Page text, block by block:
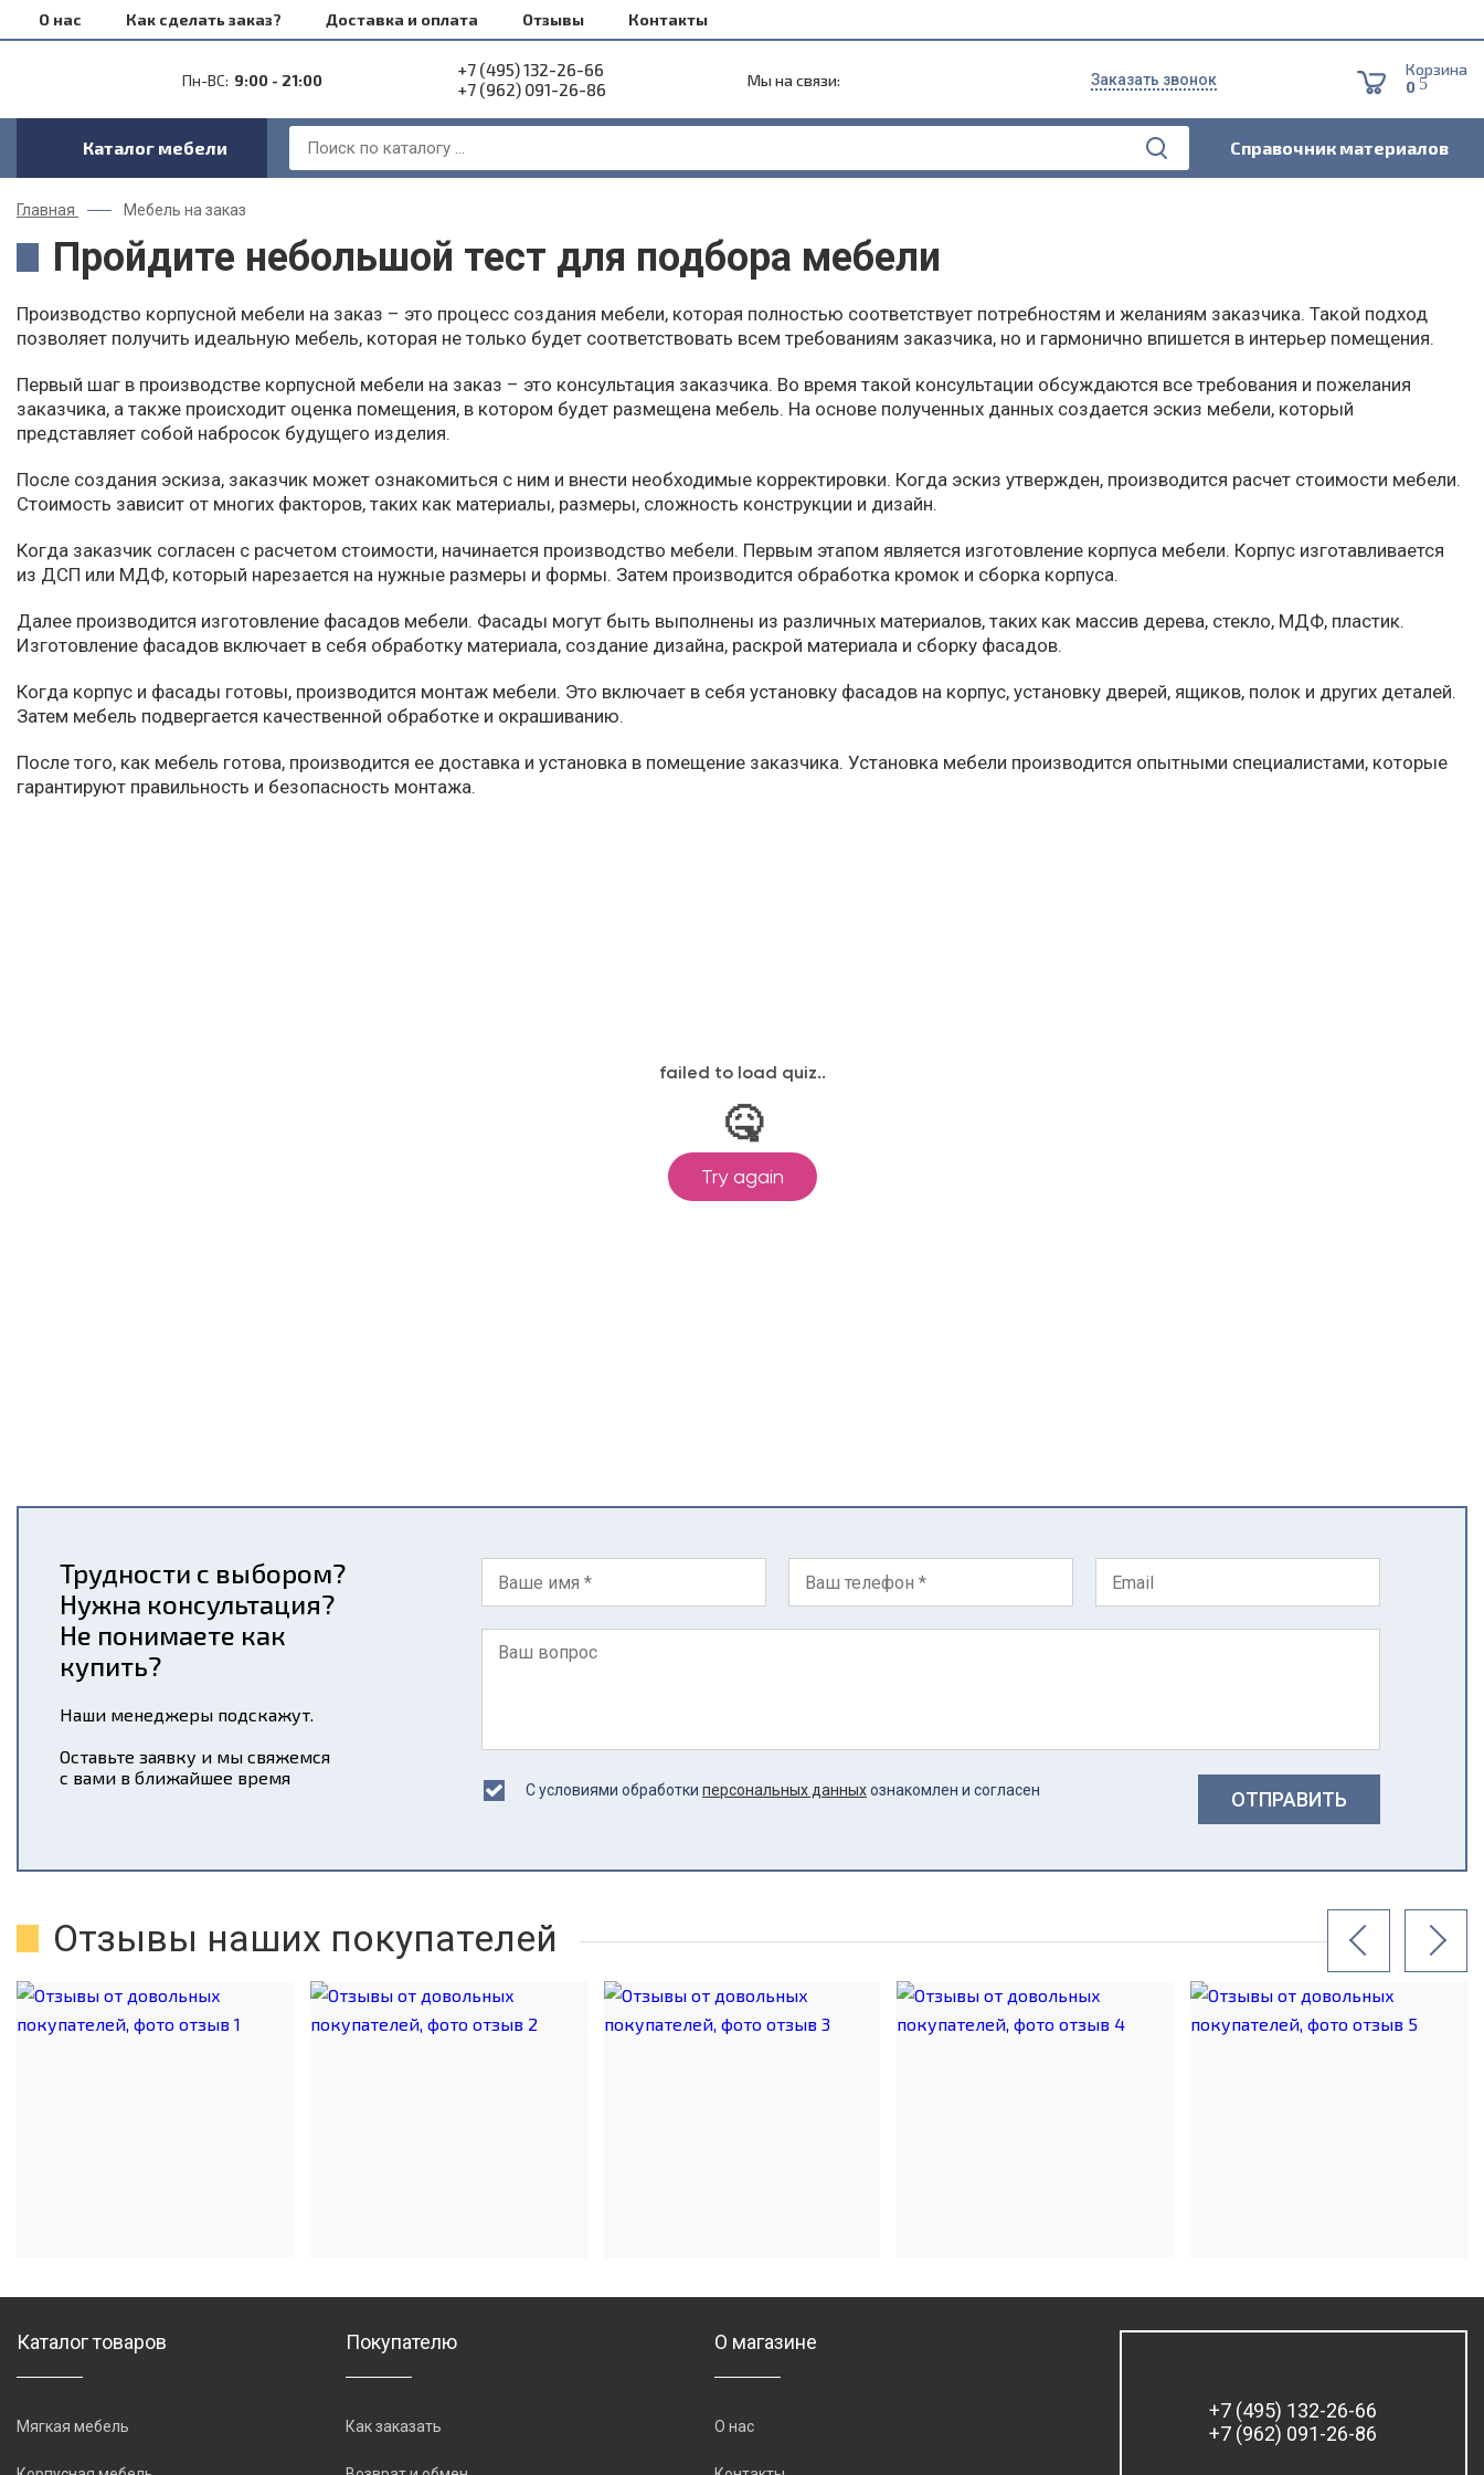
О нас Как сделать заказ? Доставка и оплата Отзывы Контакты
Пн-ВС: 9:00 - 21:00
+7 (495) 132-26-66
+7 (962) 091-26-86
Мы на связи: Заказать звонок
Корзина
0 5
Каталог мебели Справочник материалов
Главная Мебель на заказ
Пройдите небольшой тест для подбора мебели
Производство корпусной мебели на заказ – это процесс создания мебели, которая полностью соответствует потребностям и желаниям заказчика. Такой подход
позволяет получить идеальную мебель, которая не только будет соответствовать всем требованиям заказчика, но и гармонично впишется в интерьер помещения.
Первый шаг в производстве корпусной мебели на заказ – это консультация заказчика. Во время такой консультации обсуждаются все требования и пожелания
заказчика, а также происходит оценка помещения, в котором будет размещена мебель. На основе полученных данных создается эскиз мебели, который
представляет собой набросок будущего изделия.
После создания эскиза, заказчик может ознакомиться с ним и внести необходимые корректировки. Когда эскиз утвержден, производится расчет стоимости мебели.
Стоимость зависит от многих факторов, таких как материалы, размеры, сложность конструкции и дизайн.
Когда заказчик согласен с расчетом стоимости, начинается производство мебели. Первым этапом является изготовление корпуса мебели. Корпус изготавливается
из ДСП или МДФ, который нарезается на нужные размеры и формы. Затем производится обработка кромок и сборка корпуса.
Далее производится изготовление фасадов мебели. Фасады могут быть выполнены из различных материалов, таких как массив дерева, стекло, МДФ, пластик.
Изготовление фасадов включает в себя обработку материала, создание дизайна, раскрой материала и сборку фасадов.
Когда корпус и фасады готовы, производится монтаж мебели. Это включает в себя установку фасадов на корпус, установку дверей, ящиков, полок и других деталей.
Затем мебель подвергается качественной обработке и окрашиванию.
После того, как мебель готова, производится ее доставка и установка в помещение заказчика. Установка мебели производится опытными специалистами, которые
гарантируют правильность и безопасность монтажа.
Трудности с выбором?
Нужна консультация?
Не понимаете как
купить?
Наши менеджеры подскажут.
Оставьте заявку и мы свяжемся
с вами в ближайшее время
С условиями обработки персональных данныхознакомлен и согласен ОТПРАВИТЬ
Отзывы наших покупателей
Каталог товаров
Мягкая мебель
Покупателю
Как заказать
О магазине
О нас
+7 (495) 132-26-66
+7 (962) 091-26-86